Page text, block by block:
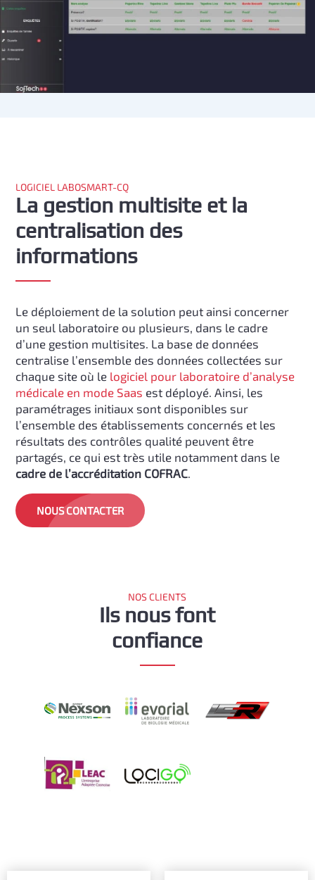
LOGICIEL LABOSMART-CQ
La gestion multisite et la
centralisation des
informations
Le déploiement de la solution peut ainsi concerner
un seul laboratoire ou plusieurs, dans le cadre
d’une gestion multisites. La base de données
centralise l’ensemble des données collectées sur
chaque site où le logiciel pour laboratoire d’analyse
médicale en mode Saas est déployé. Ainsi, les
paramétrages initiaux sont disponibles sur
l’ensemble des établissements concernés et les
résultats des contrôles qualité peuvent être
partagés, ce qui est très utile notamment dans le
cadre de l’accréditation COFRAC
NOUS CONTACTER
NOS CLIENTS
Ils nous font
confiance